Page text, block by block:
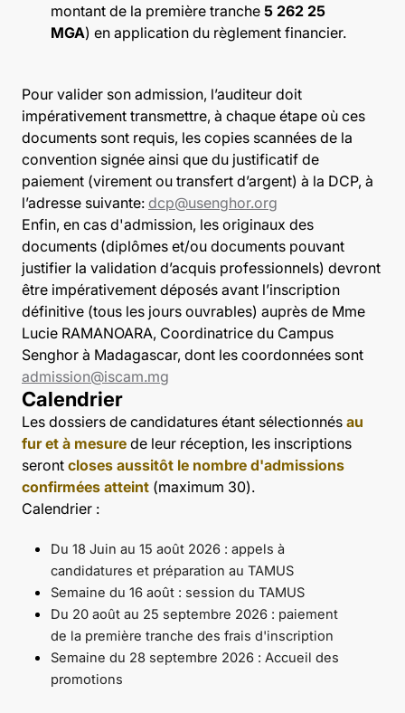
montant de la première tranche 5 262 25
MGA) en application du règlement financier.
Pour valider son admission, l’auditeur doit
impérativement transmettre, à chaque étape où ces
documents sont requis, les copies scannées de la
convention signée ainsi que du justificatif de
paiement (virement ou transfert d’argent) à la DCP, à
l’adresse suivante: dcp@usenghor.org
Enfin, en cas d'admission, les originaux des
documents (diplômes et/ou documents pouvant
justifier la validation d’acquis professionnels) devront
être impérativement déposés avant l’inscription
définitive (tous les jours ouvrables) auprès de Mme
Lucie RAMANOARA, Coordinatrice du Campus
Senghor à Madagascar, dont les coordonnées sont
admission@iscam.mg
Calendrier
Les dossiers de candidatures étant sélectionnés au
fur et à mesure de leur réception, les inscriptions
seront closes aussitôt le nombre d'admissions
confirmées atteint (maximum 30).
Calendrier :
Du 18 Juin au 15 août 2026 : appels à
candidatures et préparation au TAMUS
Semaine du 16 août : session du TAMUS
Du 20 août au 25 septembre 2026 : paiement
de la première tranche des frais d'inscription
Semaine du 28 septembre 2026 : Accueil des
promotions